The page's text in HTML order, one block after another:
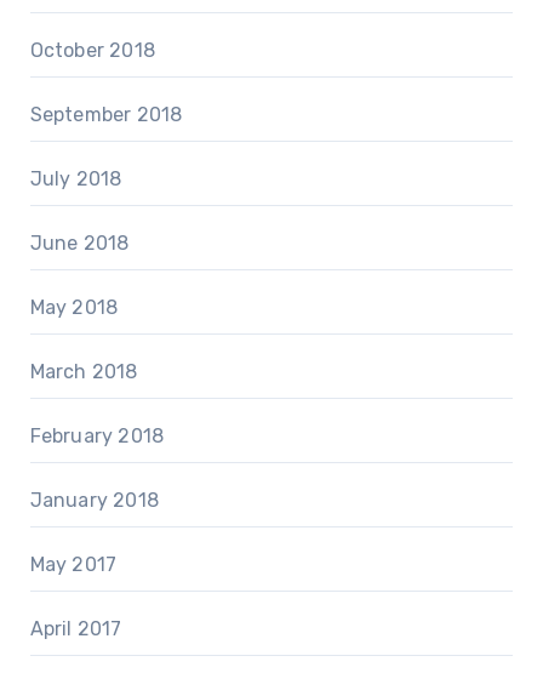
October 2018
September 2018
July 2018
June 2018
May 2018
March 2018
February 2018
January 2018
May 2017
April 2017